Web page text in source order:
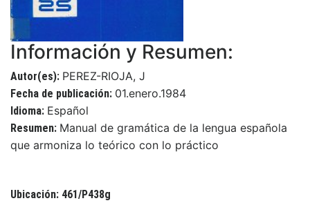
Información y Resumen:
Autor(es): PEREZ-RIOJA, J
Fecha de publicación: 01.enero.1984
Idioma: Español
Resumen: Manual de gramática de la lengua española
que armoniza lo teórico con lo práctico
Ubicación: 461/P438g